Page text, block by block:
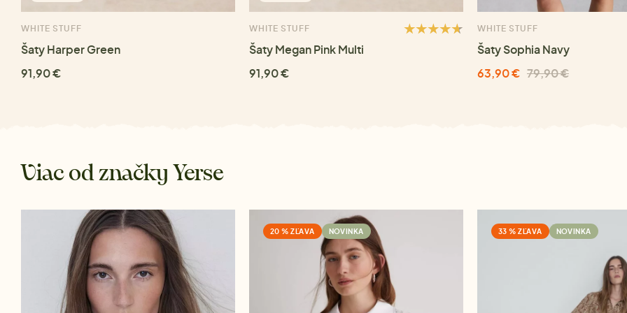
WHITE STUFF
Šaty Harper Green
91,90 €
WHITE STUFF
Šaty Megan Pink Multi
91,90 €
WHITE STUFF
Šaty Sophia Navy
63,90 € 79,90 €
Viac od značky Yerse
20 % ZĽAVA NOVINKA 33 % ZĽAVA NOVINKA